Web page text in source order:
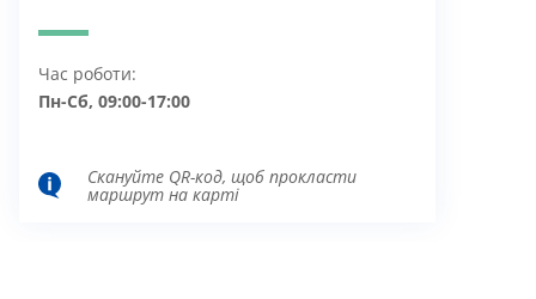
Час роботи:
Пн-Сб, 09:00-17:00
Скануйте QR-код, щоб прокласти
маршрут на карті